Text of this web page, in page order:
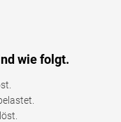
wie folgt.